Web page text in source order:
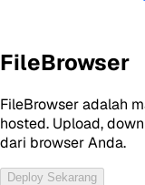
FileBrowser
FileBrowser adalah
hosted. Upload,
dari browser Anda.
Deploy Sekarang